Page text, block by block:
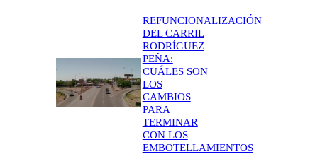
REFUNCIONALIZACIÓN
DEL CARRIL
RODRÍGUEZ
PEÑA:
CUÁLES SON
LOS
CAMBIOS
PARA
TERMINAR
CON LOS
EMBOTELLAMIENTOS